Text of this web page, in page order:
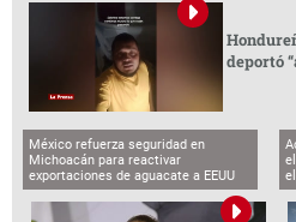
deportó
México refuerza seguridad en
Michoacán para reactivar
exportaciones de aguacate a EEUU